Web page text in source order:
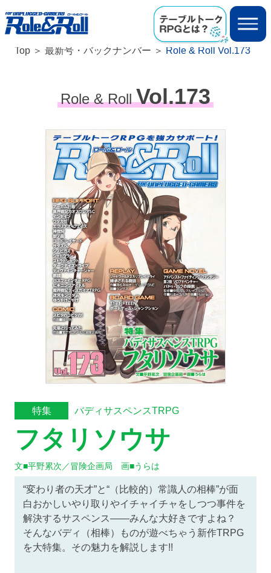
Top 最新号・バックナンバー Role & Roll Vol.173
Role & RollVol.173
特集 バディサスペンスTRPG
フタリソウサ
文■平野累次／冒険企画局 画■うらは
“変わり者の天才”と“（比較的）常識人の相棒”が面
白おかしいやり取りやイチャイチャをしつつ事件を
解決するサスペンス——みんな大好きですよね？
そんなバディ（相棒）ものが遊べちゃう新作TRPG
を大特集。その魅力を解説します!!